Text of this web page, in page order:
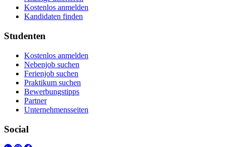
Kostenlos anmelden
Kandidaten finden
Studenten
Kostenlos anmelden
Nebenjob suchen
Ferienjob suchen
Praktikum suchen
Bewerbungstipps
Partner
Unternehmensseiten
Social